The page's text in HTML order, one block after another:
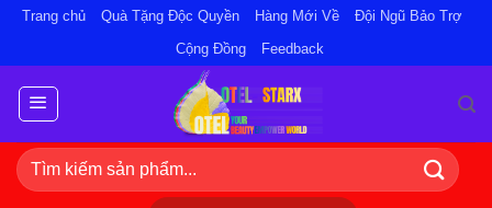
nội
dung
Trang chủ Quà Tặng Độc Quyền Hàng Mới Về
Đội Ngũ Bảo Trợ
Cộng Đồng
Feedback
Tìm
kiếm: